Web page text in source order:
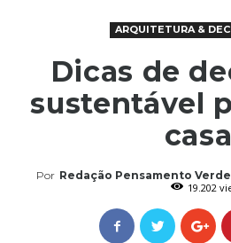
ARQUITETURA &
Dicas de
sustentável
casa
Por Redação Pensamento Verde
19.202